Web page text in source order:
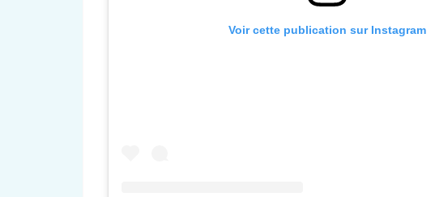
Voir cette publication sur Instagram